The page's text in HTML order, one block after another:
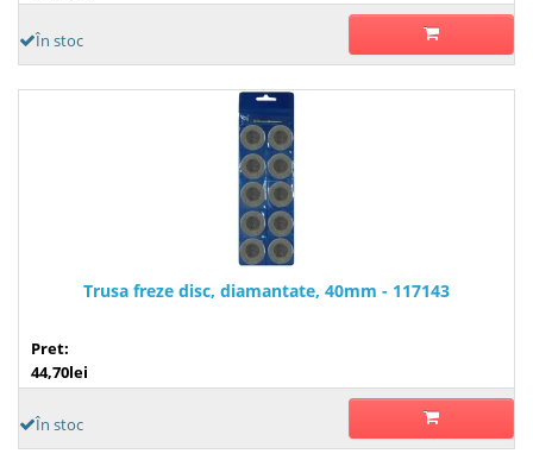
În stoc
Trusa freze disc, diamantate, 40mm - 117143
Pret:
44,70lei
În stoc